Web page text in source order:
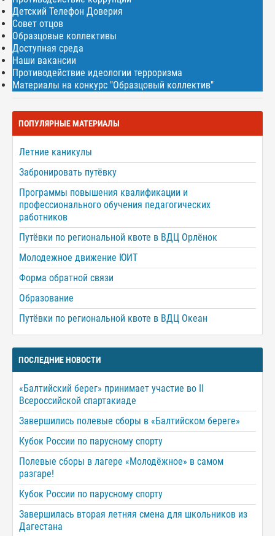
Детский Телефон Доверия
Совет отцов
Образцовые коллективы
Доступная среда
Наши вакансии
Противодействие идеологии терроризма
Материалы на конкурс "Образцовый коллектив"
ПОПУЛЯРНЫЕ МАТЕРИАЛЫ
Летние каникулы
Забронировать путёвку
Программы повышения квалификации и
профессионального обучения педагогических
работников
Путёвки по региональной квоте в ВДЦ Орлёнок
Молодежное движение ЮИТ
Форма обратной связи
Образование
Путёвки по региональной квоте в ВДЦ Океан
ПОСЛЕДНИЕ НОВОСТИ
«Балтийский берег» принимает участие во II
Всероссийской спартакиаде
Завершились полевые сборы в «Балтийском береге»
Кубок России по парусному спорту
Полевые сборы в лагере «Молодёжное» в самом
разгаре!
Кубок России по парусному спорту
Завершилась вторая летняя смена для школьников из
Дагестана